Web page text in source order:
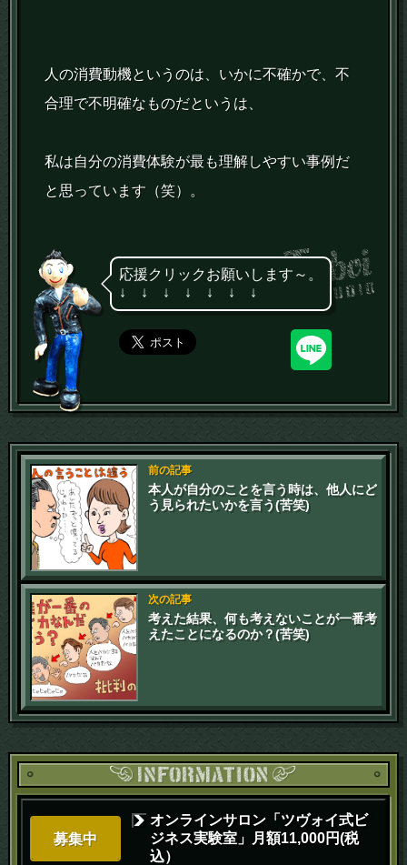
人の消費動機というのは、いかに不確かで、不
合理で不明確なものだというは、
私は自分の消費体験が最も理解しやすい事例だ
と思っています（笑）。
応援クリックお願いします～。
↓ ↓ ↓ ↓ ↓ ↓ ↓
前の記事
本人が自分のことを言う時は、他人にど
う見られたいかを言う(苦笑)
次の記事
考えた結果、何も考えないことが一番考
えたことになるのか？(苦笑)
募集中
オンラインサロン「ツヴォイ式ビ
ジネス実験室」月額11,000円(税
込）